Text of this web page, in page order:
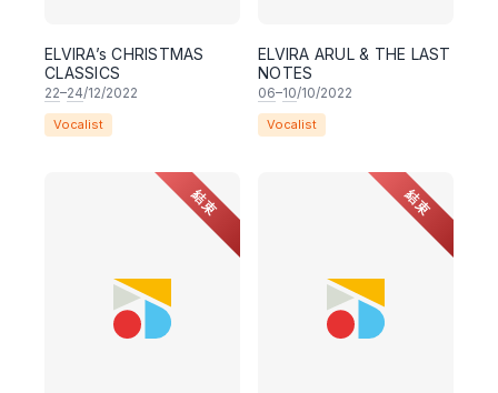
ELVIRA’s CHRISTMAS
CLASSICS
22–24/12/2022
Vocalist
ELVIRA ARUL & THE LAST
NOTES
06–10/10/2022
Vocalist
結束 結束